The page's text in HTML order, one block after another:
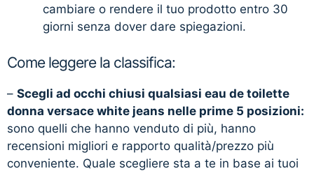
cambiare o rendere il tuo prodotto entro 30
giorni senza dover dare spiegazioni.
Come leggere la classifica:
– Scegli ad occhi chiusi qualsiasi eau de toilette
donna versace white jeans nelle prime 5 posizioni:
sono quelli che hanno venduto di più, hanno
recensioni migliori e rapporto qualità/prezzo più
conveniente. Quale scegliere sta a te in base ai tuoi